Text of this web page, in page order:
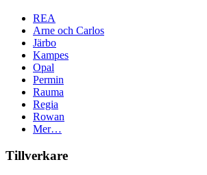
REA
Arne och Carlos
Järbo
Kampes
Opal
Permin
Rauma
Regia
Rowan
Mer…
Tillverkare